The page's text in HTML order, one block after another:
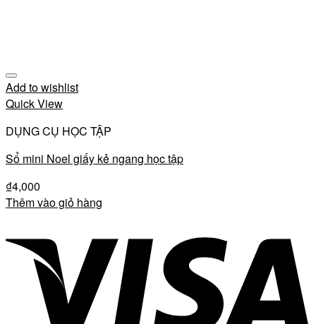
Add to wishlist
Quick View
DỤNG CỤ HỌC TẬP
Sổ mini Noel giấy kẻ ngang học tập
₫4,000
Thêm vào giỏ hàng